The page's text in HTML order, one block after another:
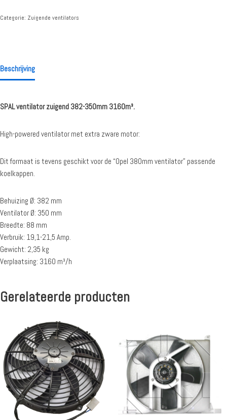
Categorie: Zuigende ventilators
Beschrijving
SPAL ventilator zuigend 382-350mm 3160m³.
High-powered ventilator met extra zware motor:
Dit formaat is tevens geschikt voor de “Opel 380mm ventilator” passende
koelkappen.
Behuizing Ø: 382 mm
Ventilator Ø: 350 mm
Breedte: 88 mm
Verbruik: 19,1-21,5 Amp.
Gewicht: 2,35 kg
Verplaatsing: 3160 m³/h
Gerelateerde producten